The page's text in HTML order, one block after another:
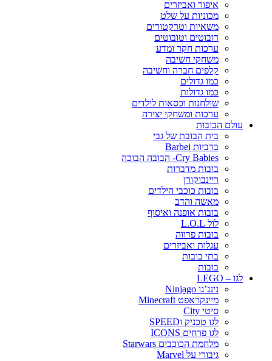
איפור ואביזרים
מכוניות על שלט
משאיות וטרקטורים
רובוטים וטובוטים
ערכות חקר ומדע
משחקי חשיבה
קלפים חברה וחשיבה
כמו גדולים
כמו גדולות
שולחנות וכסאות לילדים
ערכות ומשחקי יצירה
עולם הבובות
בית הבובת של גבי
ברביות Barbei
Cry Babies- הבובה הבוכה
בובות מדברות
ריינבוקורן
בובות כוכבי הילדים
מאשה והדב
בובות אופנה ואיסוף
לול L.O.L
בובות פרווה
עגלות ואביזרים
בתי בובות
בובות
לגו – LEGO
נינג’גו Ninjago
מיינקראפט Minecraft
סיטי City
לגו טכניק וSPEED
לגו פרחים ICONS
מלחמת הכוכבים Starwars
גיבורי על Marvel